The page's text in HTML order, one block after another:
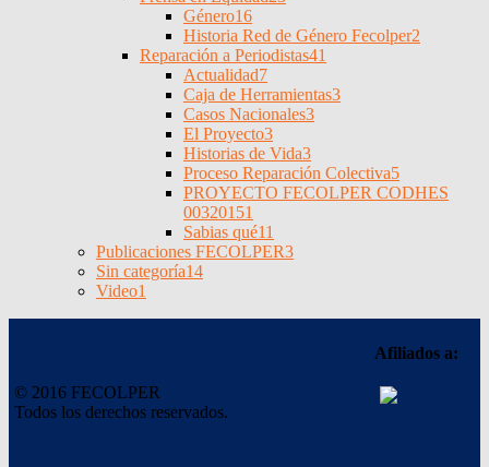
Género16
Historia Red de Género Fecolper2
Reparación a Periodistas41
Actualidad7
Caja de Herramientas3
Casos Nacionales3
El Proyecto3
Historias de Vida3
Proceso Reparación Colectiva5
PROYECTO FECOLPER CODHES
00320151
Sabias qué11
Publicaciones FECOLPER3
Sin categoría14
Video1
© 2016 FECOLPER
Todos los derechos reservados.
Afiliados a: